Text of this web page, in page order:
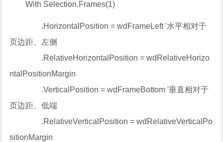
With Selection.Frames(1)
.HorizontalPosition = wdFrameLeft '水平相对于
页边距、左侧
.RelativeHorizontalPosition = wdRelativeHorizo
ntalPositionMargin
.VerticalPosition = wdFrameBottom '垂直相对于
页边距、低端
.RelativeVerticalPosition = wdRelativeVerticalPo
sitionMargin